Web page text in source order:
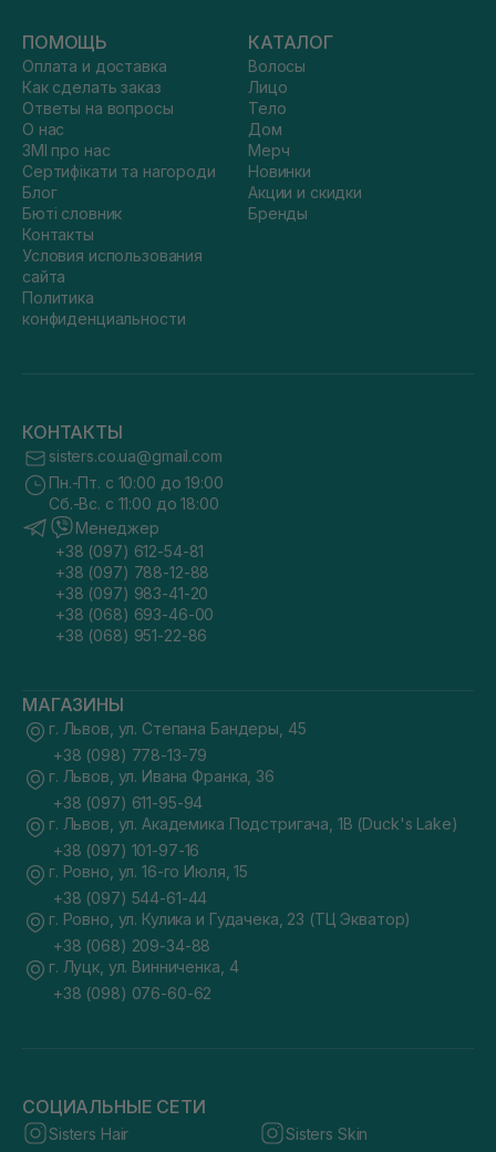
ПОМОЩЬ
Оплата и доставка
Как сделать заказ
Ответы на вопросы
О нас
ЗМІ про нас
Сертифікати та нагороди
Блог
Бюті словник
Контакты
Условия использования
сайта
Политика
конфиденциальности
КАТАЛОГ
Волосы
Лицо
Тело
Дом
Мерч
Новинки
Акции и скидки
Бренды
КОНТАКТЫ
sisters.co.ua@gmail.com
Пн.-Пт. с 10:00 до 19:00
Сб.-Вс. с 11:00 до 18:00
Менеджер
+38 (097) 612-54-81
+38 (097) 788-12-88
+38 (097) 983-41-20
+38 (068) 693-46-00
+38 (068) 951-22-86
МАГАЗИНЫ
г. Львов, ул. Степана Бандеры, 45
+38 (098) 778-13-79
г. Львов, ул. Ивана Франка, 36
+38 (097) 611-95-94
г. Львов, ул. Академика Подстригача, 1В (Duck's Lake)
+38 (097) 101-97-16
г. Ровно, ул. 16-го Июля, 15
+38 (097) 544-61-44
г. Ровно, ул. Кулика и Гудачека, 23 (ТЦ Экватор)
+38 (068) 209-34-88
г. Луцк, ул. Винниченка, 4
+38 (098) 076-60-62
СОЦИАЛЬНЫЕ СЕТИ
Sisters Hair Sisters Skin